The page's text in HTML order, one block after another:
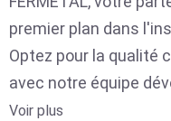
premier plan dans
Optez pour la qualité
avec notre équipe
Voir plus